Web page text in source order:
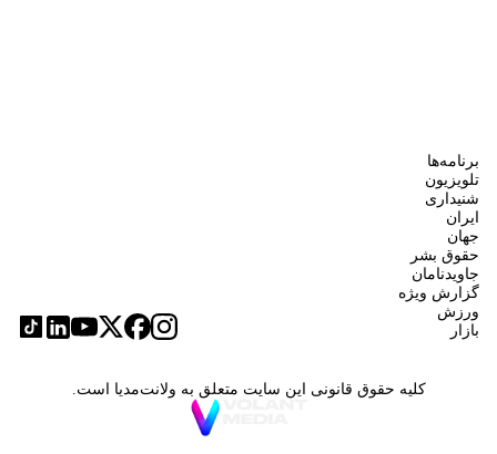
برنامه‌ها
تلویزیون
شنیداری
ایران
جهان
حقوق بشر
جاویدنامان
گزارش ویژه
ورزش
بازار
کلیه حقوق قانونی این سایت متعلق به ولانت‌مدیا است.